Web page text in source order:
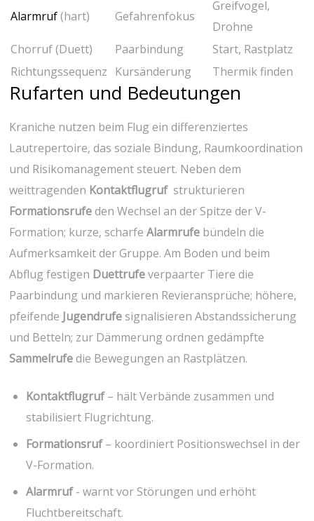
Alarmruf(hart) Gefahrenfokus
Greifvogel,
Drohne
Chorruf (Duett)
Paarbindung
Start, ⁣Rastplatz
Richtungssequenz Kursänderung Thermik finden
Rufarten und Bedeutungen
Kraniche nutzen beim Flug ein differenziertes
⁤Lautrepertoire,⁤ das soziale Bindung, Raumkoordination
und Risikomanagement steuert. Neben⁢ dem
weittragenden Kontaktflugruf⁢ strukturieren
Formationsrufeden Wechsel an der Spitze⁤ der⁣ V-
Formation; kurze, scharfeAlarmrufe bündeln die
Aufmerksamkeit der Gruppe.⁣ Am Boden und ⁤beim
Abflug festigen Duettrufeverpaarter Tiere die
Paarbindung⁣ und markieren Revieransprüche; höhere,
pfeifende Jugendrufesignalisieren Abstandssicherung
und Betteln; zur Dämmerung ordnen gedämpfte
Sammelrufedie Bewegungen an Rastplätzen.
Kontaktflugruf– hält Verbände zusammen‌ und⁢
stabilisiert Flugrichtung.
Formationsruf– koordiniert Positionswechsel⁤ in der
⁣V-Formation.
Alarmruf‍- warnt vor‍ Störungen und erhöht
Fluchtbereitschaft.